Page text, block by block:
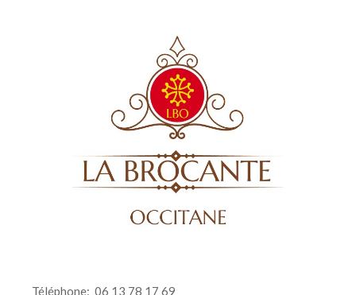
Téléphone: 06 13 78 17 69